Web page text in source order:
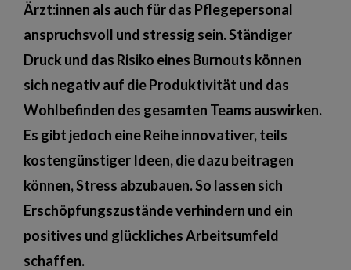
Ärzt:innen als auch für das Pflegepersonal
anspruchsvoll und stressig sein. Ständiger
Druck und das Risiko eines Burnouts können
sich negativ auf die Produktivität und das
Wohlbefinden des gesamten Teams auswirken.
Es gibt jedoch eine Reihe innovativer, teils
kostengünstiger Ideen, die dazu beitragen
können, Stress abzubauen. So lassen sich
Erschöpfungszustände verhindern und ein
positives und glückliches Arbeitsumfeld
schaffen.